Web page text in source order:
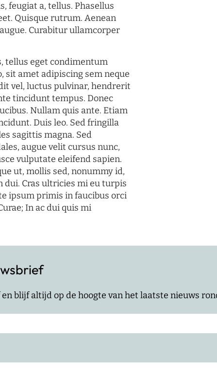
feugiat a, tellus. Phasellus
Quisque rutrum. Aenean
Curabitur ullamcorper
tellus eget condimentum
sit amet adipiscing sem neque
vel, luctus pulvinar, hendrerit
tincidunt tempus. Donec
Nullam quis ante. Etiam
Duis leo. Sed fringilla
sagittis magna. Sed
augue velit cursus nunc,
vulputate eleifend sapien.
ut, mollis sed, nonummy id,
dui. Cras ultricies mi eu turpis
ipsum primis in faucibus orci
In ac dui quis mi
blijf altijd op de hoogte van het laatste nieuws